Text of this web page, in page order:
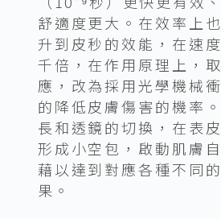
舒適度更大。在效率上
升到皮秒的效能，在速
千倍，在作用原理上，
應，改為採用光學機械
的降低皮膚傷害的機率
長和透鏡的切換，在表
形成小空包，啟動肌膚
藉以達到對應各種不同
果。